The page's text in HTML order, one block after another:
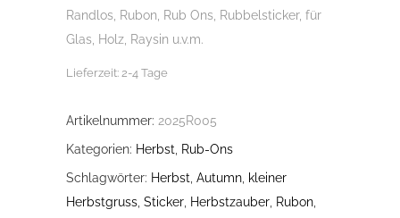
Randlos, Rubon, Rub Ons, Rubbelsticker, für
Glas, Holz, Raysin u.v.m.
Lieferzeit: 2-4 Tage
Artikelnummer: 2025R005
Kategorien: Herbst
Rub-Ons
Schlagwörter: Herbst Autumn kleiner
Herbstgruss Sticker Herbstzauber Rubon